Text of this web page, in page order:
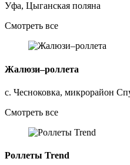
Уфа, Цыганская поляна
Смотреть все
Жалюзи–роллета
с. Чесноковка, микрорайон
Смотреть все
Роллеты Trend